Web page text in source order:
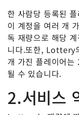
한 사람당 등록된
이 계정을 여러 개
독 재량으로 해당
니다.또한, Lottery
개 가진 플레이어
될 수 있습니다.
2.서비스